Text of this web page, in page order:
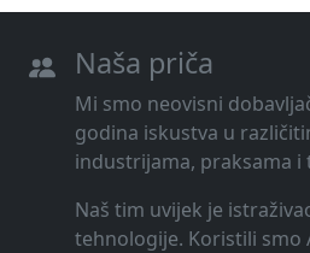
Naša priča
Mi smo neovisni
godina iskustva u
industrijama, praksama i
Naš tim uvijek je
tehnologije. Koristili smo